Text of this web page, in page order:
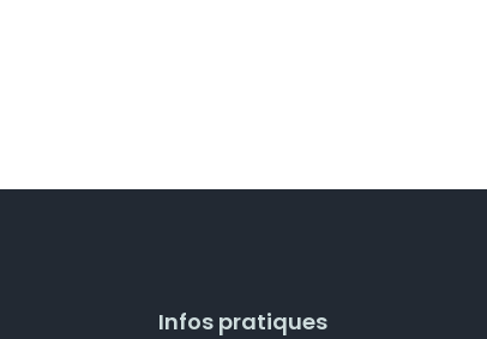
Infos pratiques